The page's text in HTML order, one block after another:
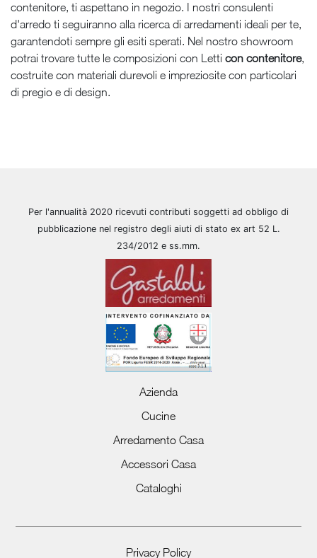
contenitore, ti aspettano in negozio. I nostri consulenti
d'arredo ti seguiranno alla ricerca di arredamenti ideali per te,
garantendoti sempre gli esiti sperati. Nel nostro showroom
potrai trovare tutte le composizioni con Letti con contenitore,
costruite con materiali durevoli e impreziosite con particolari
di pregio e di design.
Per l'annualità 2020 ricevuti contributi soggetti ad obbligo di
pubblicazione nel registro degli aiuti di stato ex art 52 L.
234/2012 e ss.mm.
Azienda
Cucine
Arredamento Casa
Accessori Casa
Cataloghi
Privacy Policy